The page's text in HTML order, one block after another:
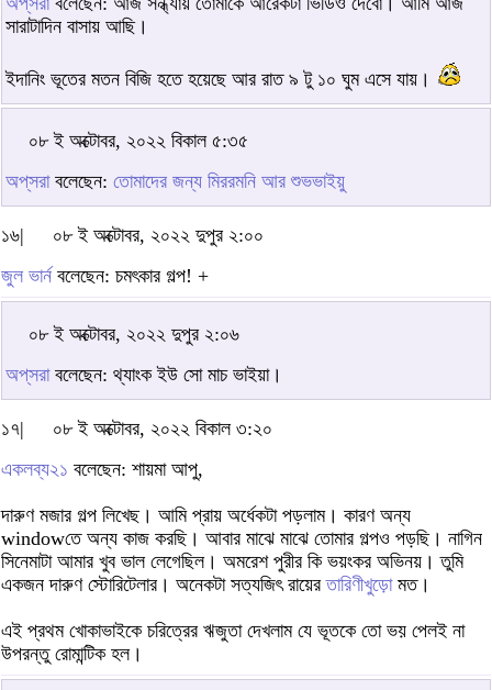
সারাটাদিন বাসায় আছি।
ইদানিং ভূতের মতন বিজি হতে হয়েছে আর রাত ৯ টু ১০ ঘুম এসে যায়।
০৮ ই অক্টোবর, ২০২২ বিকাল ৫:৩৫
অপ্‌সরাবলেছেন: তোমাদের জন্য মিররমনি আর শুভভাইয়ু
১৬|
০৮ ই অক্টোবর, ২০২২ দুপুর ২:০০
জুল ভার্ন বলেছেন: চমৎকার গল্প! +
০৮ ই অক্টোবর, ২০২২ দুপুর ২:০৬
অপ্‌সরাবলেছেন: থ্যাংক ইউ সো মাচ ভাইয়া।
১৭|
০৮ ই অক্টোবর, ২০২২ বিকাল ৩:২০
একলব্য২১ বলেছেন: শায়মা আপু,
দারুণ মজার গল্প লিখেছ। আমি প্রায় অর্ধেকটা পড়লাম। কারণ অন্য
windowতে অন্য কাজ করছি। আবার মাঝে মাঝে তোমার গল্পও পড়ছি। নাগিন
সিনেমাটা আমার খুব ভাল লেগেছিল। অমরেশ পুরীর কি ভয়ংকর অভিনয়। তুমি
একজন দারুণ স্টোরিটেলার। অনেকটা সত্যজিৎ রায়েরতারিণীখুড়োমত।
এই প্রথম খোকাভাইকে চরিত্রের ঋজুতা দেখলাম যে ভূতকে তো ভয় পেলই না
উপরন্তু রোমান্টিক হল।